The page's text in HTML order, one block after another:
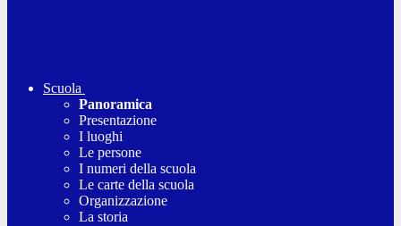
Scuola
Panoramica
Presentazione
I luoghi
Le persone
I numeri della scuola
Le carte della scuola
Organizzazione
La storia